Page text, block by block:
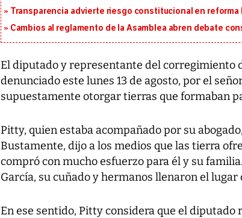
Transparencia advierte riesgo constitucional en
Cambios al reglamento de la Asamblea abren debate
El diputado y representante del corregimiento
denunciado este lunes 13 de agosto, por el
supuestamente otorgar tierras que formaban
Pitty, quien estaba acompañado por su
Bustamente, dijo a los medios que las tierra
compró con mucho esfuerzo para él y su
García, su cuñado y hermanos llenaron el lugar
En ese sentido, Pitty considera que el diputado